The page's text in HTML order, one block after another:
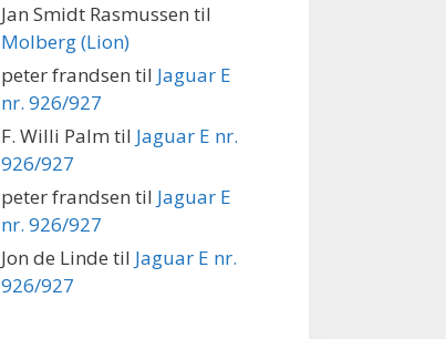
Jan Smidt Rasmussen til
Molberg (Lion)
peter frandsen til Jaguar E
nr. 926/927
F. Willi Palm til Jaguar E nr.
926/927
peter frandsen til Jaguar E
nr. 926/927
Jon de Linde til Jaguar E nr.
926/927